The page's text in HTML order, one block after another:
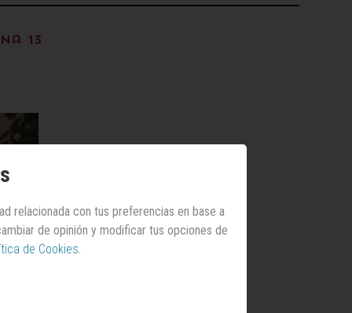
13
relacionada con tus preferencias en base a
de opinión y modificar tus opciones de
de Cookies.